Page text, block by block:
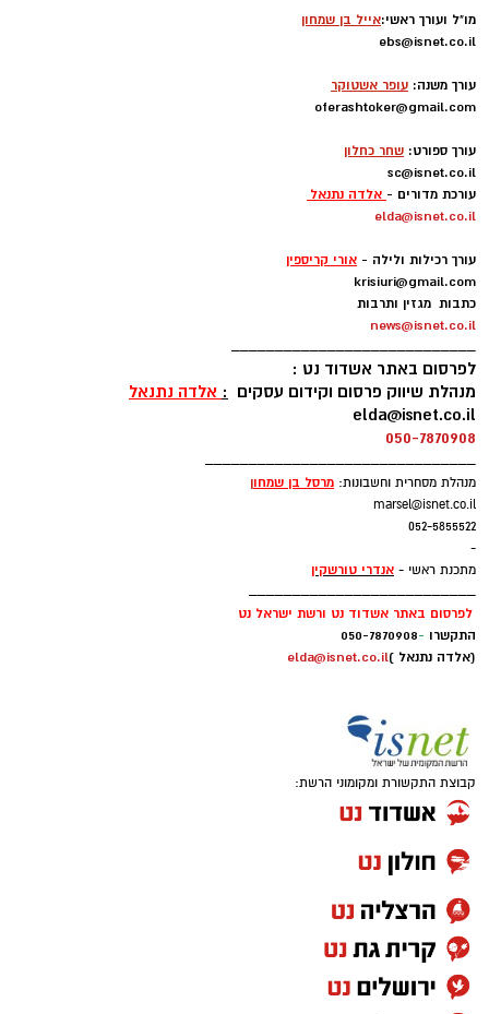
מו"ל ועורך ראשי:אייל בן שמחון
ebs@isnet.co.il
עורך משנה: עופר אשטוקר
oferashtoker@gmail.com
עורך ספורט: שחר כחלון
sc@isnet.co.il
עורכת מדורים - אלדה נתנאל
elda@isnet.co.il
עורך רכילות ולילה - אורי קריספין
krisiuri@gmail.com
כתבות מגזין ותרבות
news@isnet.co.il
____________________________
לפרסום באתר אשדוד נט :
מנהלת שיווק פרסום וקידום עסקים : אלדה נתנאל
elda@isnet.co.il
050-7870908
_______________________________
מנהלת מסחרית וחשבונות: מרסל בן שמחון
marsel@isnet.co.il
052-5855522
-
מתכנת ראשי - אנדרי טורשקין
__________________________
לפרסום באתר אשדוד נט ורשת ישראל נט
התקשרו -
050-7870908
(אלדה נתנאל )elda@isnet.co.il
קבוצת התקשורת ומקומוני הרשת: